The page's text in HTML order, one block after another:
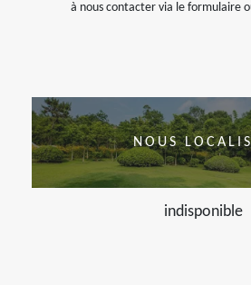
à nous contacter via le formulaire
NOUS
indisponible